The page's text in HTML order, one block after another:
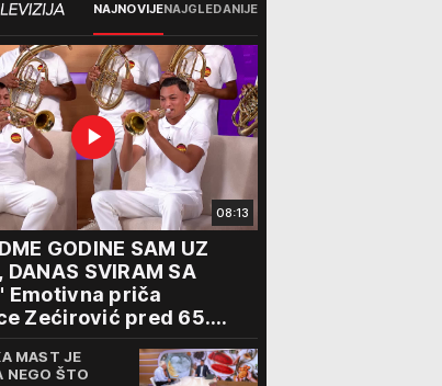
NAJNOVIJENAJGLEDANIJE
08:13
GODINE SAM UZ
DANAS SVIRAM SA
Emotivna priča
Zećirović pred 65.
u Guči
MAST JE
NEGO ŠTO